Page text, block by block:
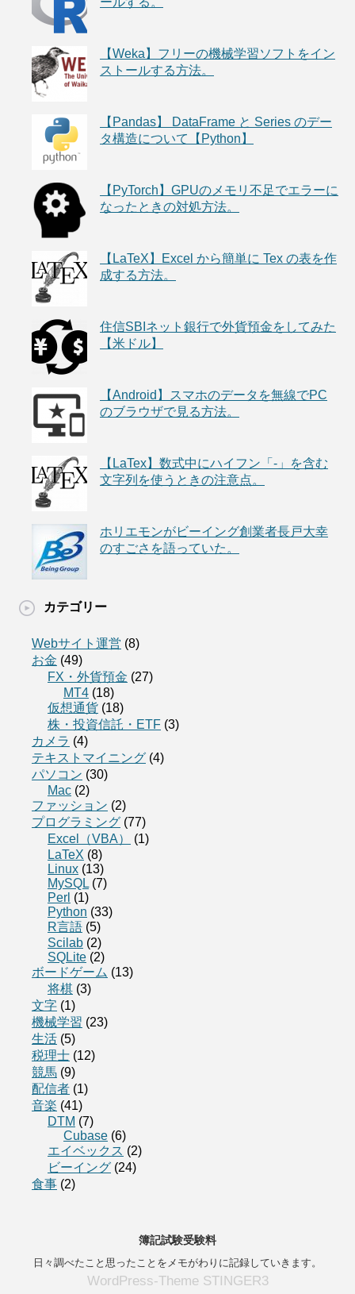
【Weka】フリーの機械学習ソフトをイン
ストールする方法。
【Pandas】 DataFrame と Series のデー
タ構造について【Python】
【PyTorch】GPUのメモリ不足でエラーに
なったときの対処方法。
【LaTeX】Excel から簡単に Tex の表を作
成する方法。
住信SBIネット銀行で外貨預金をしてみた
【米ドル】
【Android】スマホのデータを無線でPC
のブラウザで見る方法。
【LaTex】数式中にハイフン「-」を含む
文字列を使うときの注意点。
ホリエモンがビーイング創業者長戸大幸
のすごさを語っていた。
カテゴリー
Webサイト運営 (8)
お金 (49)
FX・外貨預金 (27)
MT4 (18)
仮想通貨 (18)
株・投資信託・ETF (3)
カメラ (4)
テキストマイニング (4)
パソコン (30)
Mac (2)
ファッション (2)
プログラミング (77)
Excel（VBA）
(1)
LaTeX (8)
Linux (13)
MySQL (7)
Perl (1)
Python (33)
R言語 (5)
Scilab (2)
SQLite (2)
ボードゲーム (13)
将棋 (3)
文字 (1)
機械学習 (23)
生活 (5)
税理士 (12)
競馬 (9)
配信者 (1)
音楽 (41)
DTM (7)
Cubase (6)
エイベックス (2)
ビーイング (24)
食事 (2)
簿記試験受験料
日々調べたこと思ったことをメモがわりに記録していきます。
WordPress-Theme STINGER3